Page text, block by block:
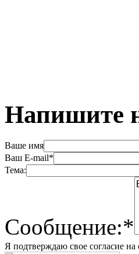
Напишите
Ваше имя
Ваш E-mail*
Тема:
Сообщение:*
Я подтверждаю свое согласие